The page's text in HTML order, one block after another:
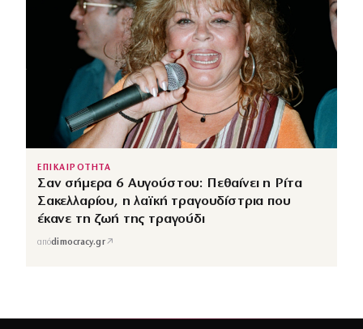
ΕΠΙΚΑΙΡΟΤΗΤΑ
Σαν σήμερα 6 Αυγούστου: Πεθαίνει η Ρίτα
Σακελλαρίου, η λαϊκή τραγουδίστρια που
έκανε τη ζωή της τραγούδι
απόdimocracy.gr↗